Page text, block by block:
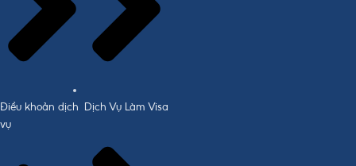
Điều khoản dịch
vụ
Dịch Vụ Làm Visa